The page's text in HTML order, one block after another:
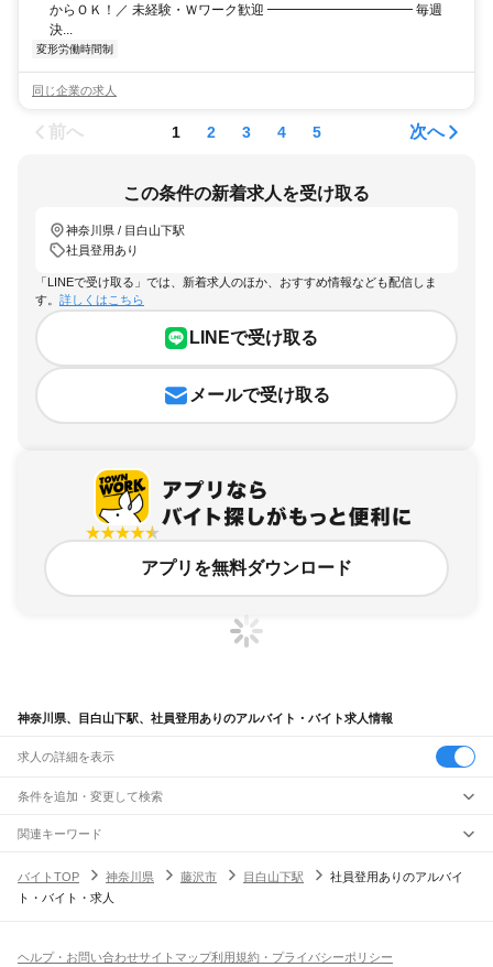
からＯＫ！／ 未経験・Ｗワーク歓迎 ━━━━━━━━━━━ 毎週
決...
変形労働時間制
同じ企業の求人
前へ 1 2 3 4 5 次へ
この条件の新着求人を受け取る
神奈川県 / 目白山下駅
社員登用あり
「LINEで受け取る」では、新着求人のほか、おすすめ情報なども配信しま
す。 詳しくはこちら
LINEで受け取る
メールで受け取る
アプリを無料ダウンロード
神奈川県、目白山下駅、社員登用ありのアルバイト・バイト求人情報
求人の詳細を表示
条件を追加・変更して検索
市区町村を追加・変更
神奈川県
すべて
横浜市 すべて
川崎市すべて
駅を追加・変更
職種を追加・変更
飲食・フードサービスすべて
関連キーワード
バイトTOP
神奈川県 藤沢市 目白山下駅
社員登用ありのアルバイ
ト・バイト・求人
ヘルプ・お問い合わせサイトマップ利用規約・プライバシーポリシー